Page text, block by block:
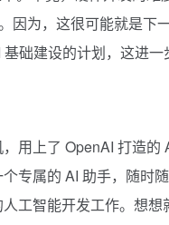
因为，这很可能就是下
础建设的计划，这进一
用上了 OpenAI 打造
专属的 AI 助手，随时
工智能开发工作。想想